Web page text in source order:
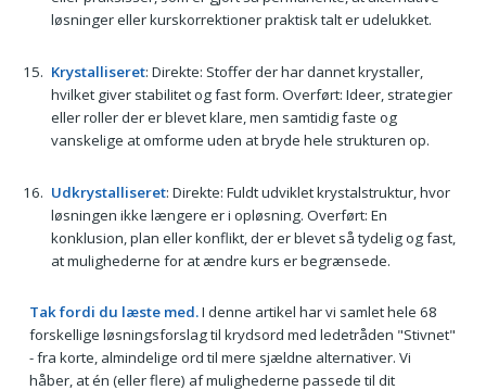
løsninger eller kurskorrektioner praktisk talt er udelukket.
Krystalliseret: Direkte: Stoffer der har dannet krystaller,
hvilket giver stabilitet og fast form. Overført: Ideer, strategier
eller roller der er blevet klare, men samtidig faste og
vanskelige at omforme uden at bryde hele strukturen op.
Udkrystalliseret: Direkte: Fuldt udviklet krystalstruktur, hvor
løsningen ikke længere er i opløsning. Overført: En
konklusion, plan eller konflikt, der er blevet så tydelig og fast,
at mulighederne for at ændre kurs er begrænsede.
Tak fordi du læste med.I denne artikel har vi samlet hele 68
forskellige løsningsforslag til krydsord med ledetråden "Stivnet"
- fra korte, almindelige ord til mere sjældne alternativer. Vi
håber, at én (eller flere) af mulighederne passede til dit